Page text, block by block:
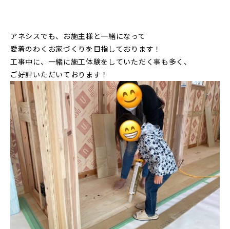
アネシスでも、お施主様と一緒になって
愛着のわくお家づくりを目指しております！
工事中に、一緒に施工体験をしていただく事も多く、
ご好評いただいております！